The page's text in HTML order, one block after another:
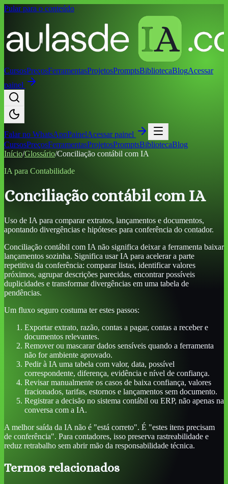
Pular para o conteúdo
CursosPreçosFerramentasProjetosPromptsBibliotecaBlogAcessar
painel
Falar no WhatsAppPainelAcessar painel
CursosPreçosFerramentasProjetosPromptsBibliotecaBlog
Início/Glossário/Conciliação contábil com IA
IA para Contabilidade
Conciliação contábil com IA
Uso de IA para comparar extratos, lançamentos e documentos,
apontando divergências e hipóteses para conferência do contador.
Conciliação contábil com IA não significa deixar a ferramenta baixar
lançamentos sozinha. Significa usar IA para acelerar a parte
repetitiva da conferência: comparar listas, identificar valores
próximos, agrupar descrições parecidas, encontrar possíveis
duplicidades e transformar divergências em uma tabela de
pendências.
Um fluxo seguro costuma ter estes passos:
Exportar extrato, razão, contas a pagar, contas a receber e
documentos relevantes.
Remover ou mascarar dados sensíveis quando a ferramenta
não for ambiente aprovado.
Pedir à IA uma tabela com valor, data, possível
correspondente, diferença, evidência e nível de confiança.
Revisar manualmente os casos de baixa confiança, valores
fracionados, tarifas, estornos e lançamentos sem documento.
Registrar a decisão no sistema contábil ou ERP, não apenas na
conversa com a IA.
A melhor saída da IA não é "está correto". É "estes itens precisam
de conferência". Para contadores, isso preserva rastreabilidade e
reduz retrabalho sem abrir mão da responsabilidade técnica.
Termos relacionados